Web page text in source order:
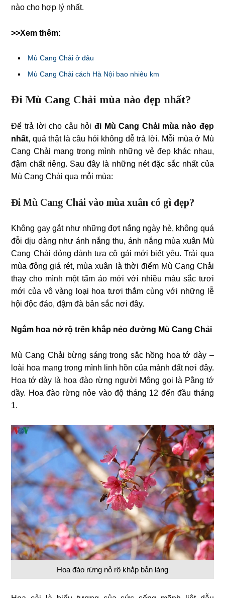
nào cho hợp lý nhất.
>>Xem thêm:
Mù Cang Chải ở đâu
Mù Cang Chải cách Hà Nội bao nhiêu km
Đi Mù Cang Chải mùa nào đẹp nhất?
Để trả lời cho câu hỏi đi Mù Cang Chải mùa nào đẹp
nhất, quả thật là câu hỏi không dễ trả lời. Mỗi mùa ở Mù
Cang Chải mang trong mình những vẻ đẹp khác nhau,
đậm chất riêng. Sau đây là những nét đặc sắc nhất của
Mù Cang Chải qua mỗi mùa:
Đi Mù Cang Chải vào mùa xuân có gì đẹp?
Không gay gắt như những đợt nắng ngày hè, không quá
đỗi dịu dàng như ánh nắng thu, ánh nắng mùa xuân Mù
Cang Chải đỏng đảnh tựa cô gái mới biết yêu. Trải qua
mùa đông giá rét, mùa xuân là thời điểm Mù Cang Chải
thay cho mình một tấm áo mới với nhiều màu sắc tươi
mới của vô vàng loại hoa tươi thắm cùng với những lễ
hội độc đáo, đậm đà bản sắc nơi đây.
Ngắm hoa nở rộ trên khắp nẻo đường Mù Cang Chải
Mù Cang Chải bừng sáng trong sắc hồng hoa tớ dày –
loài hoa mang trong mình linh hồn của mảnh đất nơi đây.
Hoa tớ dày là hoa đào rừng người Mông gọi là Pằng tớ
dầy. Hoa đào rừng nỏe vào độ tháng 12 đến đầu tháng
1.
Hoa đào rừng nỏ rộ khắp bản làng